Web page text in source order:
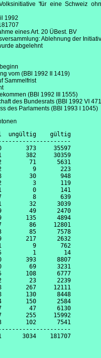
'für eine Schweiz
1992
eines Art. 20 ÜBest. BV
Ablehnung der
abgelehnt
vom (BBl 1992 II 1419)
Sammelfrist
(BBl 1992 III 1555)
des Bundesrats (BBl 1992 VI
des Parlaments (BBl 1993 I 1045)
ungültig    gültig
373     35597
382     30359
71      5631
9       223
30       948
3       119
0       141
8       639
32      3039
49      2470
135      4894
86     12801
85      7578
217      2632
9       762
1        14
393      8807
69      3231
108      6777
23      2239
267     12111
130      8448
150      2584
47      6130
255     15992
102      7541